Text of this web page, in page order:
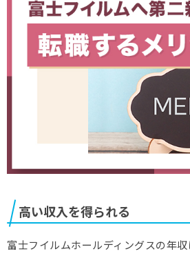
高い収入を得られる
富士フイルムホールディングスの年